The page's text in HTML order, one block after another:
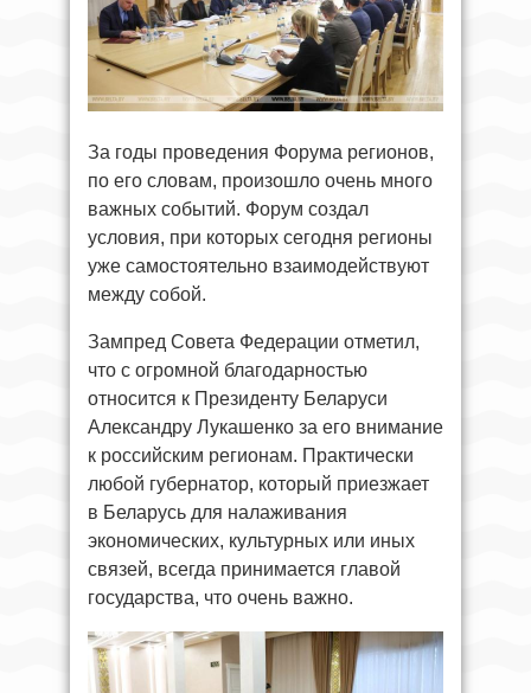
За годы проведения Форума регионов,
по его словам, произошло очень много
важных событий. Форум создал
условия, при которых сегодня регионы
уже самостоятельно взаимодействуют
между собой.
Зампред Совета Федерации отметил,
что с огромной благодарностью
относится к Президенту Беларуси
Александру Лукашенко за его внимание
к российским регионам. Практически
любой губернатор, который приезжает
в Беларусь для налаживания
экономических, культурных или иных
связей, всегда принимается главой
государства, что очень важно.